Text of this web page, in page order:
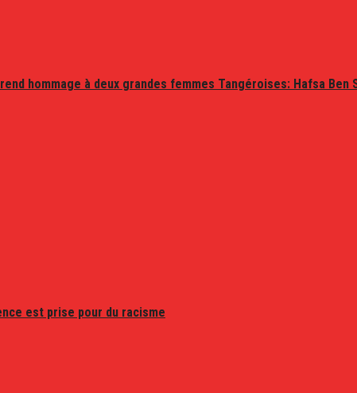
hommage à deux grandes femmes Tangéroises: Hafsa Ben
est prise pour du racisme